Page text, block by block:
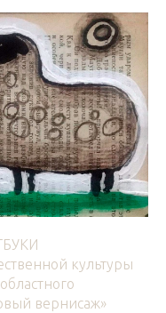
культуры
вернисаж»